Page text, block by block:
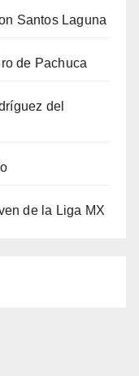
Santos Laguna
de Pachuca
del
de la Liga MX